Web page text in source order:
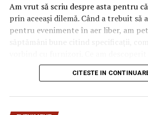
Am vrut să scriu despre asta pentru
prin aceeași dilemă. Când a trebuit să
pentru evenimente în aer liber, am
săptămâni bune citind specificații,
„corect” depinde mult de context, de
pavilionul și de ce condiții meteo ai
CITESTE IN